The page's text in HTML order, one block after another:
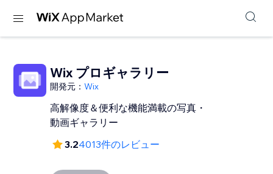
Wix プロギャラリー
開発元：Wix
高解像度＆便利な機能満載の写真・
動画ギャラリー
3.24013件のレビュー